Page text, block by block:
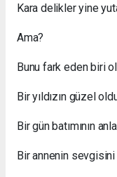
Kara delikler yine
Ama?
Bunu fark eden biri
Bir yıldızın güzel
Bir gün batımının
Bir annenin sevgisini